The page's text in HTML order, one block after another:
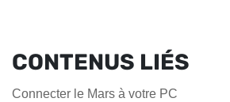
CONTENUS LIÉS
Connecter le Mars à votre PC